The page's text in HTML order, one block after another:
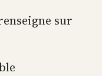
sur